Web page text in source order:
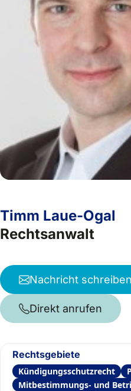
Timm Laue-Ogal
Rechtsanwalt
Nachricht schreiben
Direkt anrufen
Rechtsgebiete
Kündigungsschutzrecht
Mitbestimmungs- und